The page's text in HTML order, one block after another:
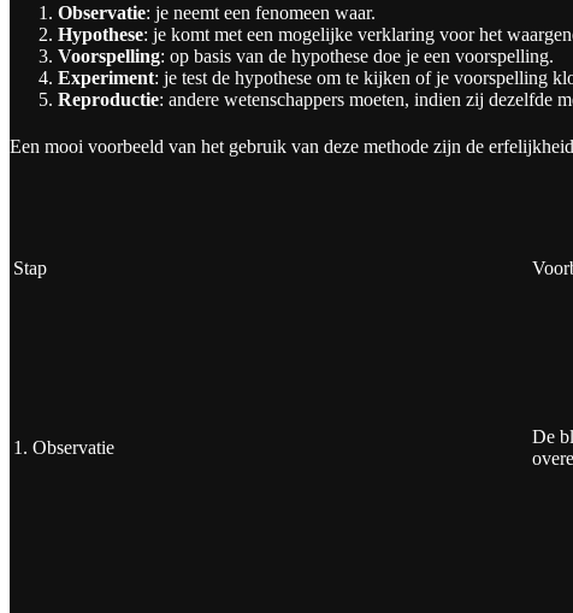
Observatie: je neemt een fenomeen waar.
Hypothese: je komt met een mogelijke verklaring voor het
Voorspelling: op basis van de hypothese doe je een voorspelling.
Experiment: je test de hypothese om te kijken of je voorspelling
Reproductie: andere wetenschappers moeten, indien zij dezelfde
Een mooi voorbeeld van het gebruik van deze methode zijn de
Stap
1. Observatie
De